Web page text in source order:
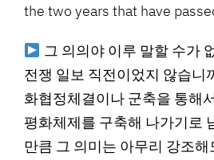
the two years that have
그 의의야 이루 말할 수가
전쟁 일보 직전이었지 않습니
화협정체결이나 군축을 통해
평화체제를 구축해 나가기로
만큼 그 의미는 아무리 강조